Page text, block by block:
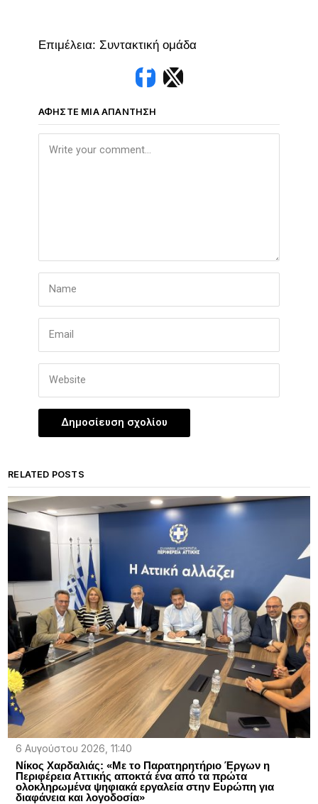
Επιμέλεια: Συντακτική ομάδα
ΑΦΉΣΤΕ ΜΙΑ ΑΠΆΝΤΗΣΗ
RELATED POSTS
6 Αυγούστου 2026, 11:40
Νίκος Χαρδαλιάς: «Με το Παρατηρητήριο Έργων η
Περιφέρεια Αττικής αποκτά ένα από τα πρώτα
ολοκληρωμένα ψηφιακά εργαλεία στην Ευρώπη για
διαφάνεια και λογοδοσία»